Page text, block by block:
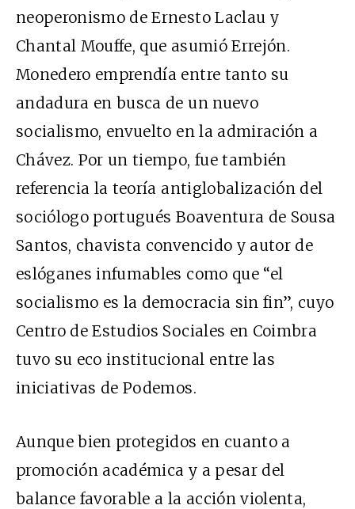
neoperonismo de Ernesto Laclau y
Chantal Mouffe, que asumió Errejón.
Monedero emprendía entre tanto su
andadura en busca de un nuevo
socialismo, envuelto en la admiración a
Chávez. Por un tiempo, fue también
referencia la teoría antiglobalización del
sociólogo portugués Boaventura de Sousa
Santos, chavista convencido y autor de
eslóganes infumables como que “el
socialismo es la democracia sin fin”, cuyo
Centro de Estudios Sociales en Coimbra
tuvo su eco institucional entre las
iniciativas de Podemos.
Aunque bien protegidos en cuanto a
promoción académica y a pesar del
balance favorable a la acción violenta,